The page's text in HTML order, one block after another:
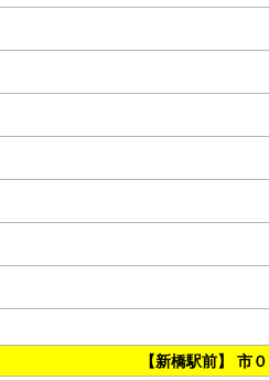
【新橋駅前】 市